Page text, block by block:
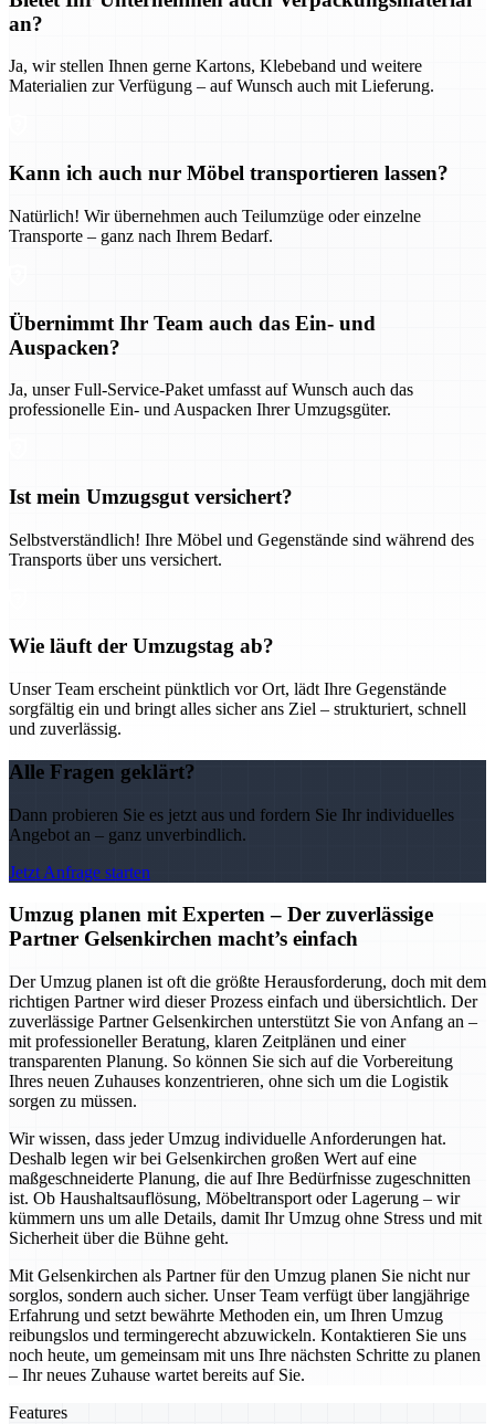
an?
Ja, wir stellen Ihnen gerne Kartons, Klebeband und weitere
Materialien zur Verfügung – auf Wunsch auch mit Lieferung.
Kann ich auch nur Möbel transportieren lassen?
Natürlich! Wir übernehmen auch Teilumzüge oder einzelne
Transporte – ganz nach Ihrem Bedarf.
Übernimmt Ihr Team auch das Ein- und
Auspacken?
Ja, unser Full-Service-Paket umfasst auf Wunsch auch das
professionelle Ein- und Auspacken Ihrer Umzugsgüter.
Ist mein Umzugsgut versichert?
Selbstverständlich! Ihre Möbel und Gegenstände sind während des
Transports über uns versichert.
Wie läuft der Umzugstag ab?
Unser Team erscheint pünktlich vor Ort, lädt Ihre Gegenstände
sorgfältig ein und bringt alles sicher ans Ziel – strukturiert, schnell
und zuverlässig.
Alle Fragen geklärt?
Dann probieren Sie es jetzt aus und fordern Sie Ihr individuelles
Angebot an – ganz unverbindlich.
Jetzt Anfrage starten
Umzug planen mit Experten – Der zuverlässige
Partner Gelsenkirchen macht’s einfach
Der Umzug planen ist oft die größte Herausforderung, doch mit dem
richtigen Partner wird dieser Prozess einfach und übersichtlich. Der
zuverlässige Partner Gelsenkirchen unterstützt Sie von Anfang an –
mit professioneller Beratung, klaren Zeitplänen und einer
transparenten Planung. So können Sie sich auf die Vorbereitung
Ihres neuen Zuhauses konzentrieren, ohne sich um die Logistik
sorgen zu müssen.
Wir wissen, dass jeder Umzug individuelle Anforderungen hat.
Deshalb legen wir bei Gelsenkirchen großen Wert auf eine
maßgeschneiderte Planung, die auf Ihre Bedürfnisse zugeschnitten
ist. Ob Haushaltsauflösung, Möbeltransport oder Lagerung – wir
kümmern uns um alle Details, damit Ihr Umzug ohne Stress und mit
Sicherheit über die Bühne geht.
Mit Gelsenkirchen als Partner für den Umzug planen Sie nicht nur
sorglos, sondern auch sicher. Unser Team verfügt über langjährige
Erfahrung und setzt bewährte Methoden ein, um Ihren Umzug
reibungslos und termingerecht abzuwickeln. Kontaktieren Sie uns
noch heute, um gemeinsam mit uns Ihre nächsten Schritte zu planen
– Ihr neues Zuhause wartet bereits auf Sie.
Features